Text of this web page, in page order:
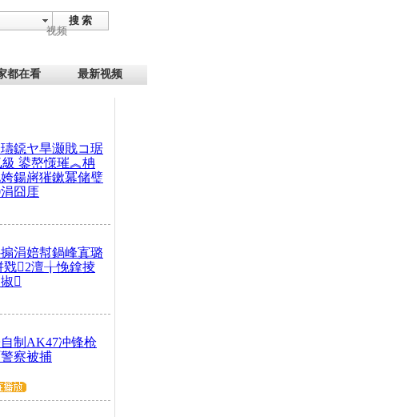
搜 索
视频
都在看 最新视频
鐚ヤ旱灏戝コ琚
級 鍙嶅憡璀︽柟
鍚嶈獕鏉冪储璧
囧厓
涓婄幇鍋峰寘璐
2澶╁悗鎿掕

制AK47冲锋枪
察被捕